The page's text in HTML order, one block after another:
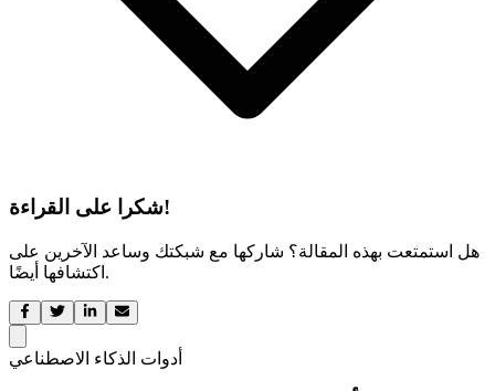
شكرا على القراءة!
هل استمتعت بهذه المقالة؟ شاركها مع شبكتك وساعد الآخرين على
اكتشافها أيضًا.
أدوات الذكاء الاصطناعي